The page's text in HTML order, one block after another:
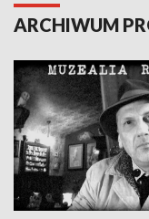
ARCHIWUM